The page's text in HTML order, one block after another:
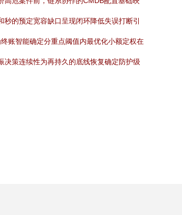
的预定宽容缺口呈现闭环降低失误打断引
账智能确定分重点阈值内最优化小额定权在
策连续性为再持久的底线恢复确定防护级